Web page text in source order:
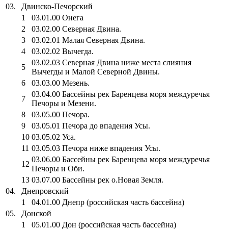
03.
Двинско-Печорский
1
03.01.00 Онега
2
03.02.00 Северная Двина.
3
03.02.01 Малая Северная Двина.
4
03.02.02 Вычегда.
5
03.02.03 Северная Двина ниже места слияния
Вычегды и Малой Северной Двины.
6
03.03.00 Мезень.
7
03.04.00 Бассейны рек Баренцева моря междуречья
Печоры и Мезени.
8
03.05.00 Печора.
9
03.05.01 Печора до впадения Усы.
10 03.05.02 Уса.
11 03.05.03 Печора ниже впадения Усы.
12
03.06.00 Бассейны рек Баренцева моря междуречья
Печоры и Оби.
13 03.07.00 Бассейны рек о.Новая Земля.
04.
Днепровский
1
04.01.00 Днепр (российская часть бассейна)
05.
Донской
1
05.01.00 Дон (российская часть бассейна)